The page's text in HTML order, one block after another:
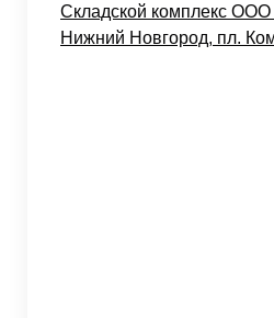
Складской комплекс
Нижний Новгород, пл.